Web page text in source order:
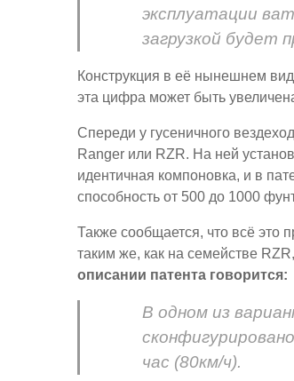
эксплуатации
загрузкой будет
Конструкция в её нынешнем
эта цифра может быть
Спереди у гусеничного
Ranger или RZR. На ней
идентичная компоновка, и в
способность от 500 до 1000
Также сообщается, что всё это
таким же, как на семействе
описании патента говорится:
В одном из
час (80км/ч).